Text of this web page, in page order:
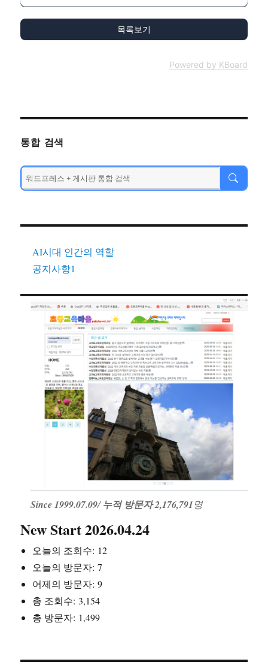
목록보기
Powered by KBoard
통합 검색
AI시대 인간의 역할
공지사항1
Since 1999.07.09/누적 방문자 2,176,791명
New Start 2026.04.24
오늘의 조회수: 12
오늘의 방문자:7
어제의 방문자:9
총 조회수: 3,154
총 방문자: 1,499